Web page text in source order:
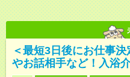
＜最短3日後にお仕事
やお話相手など！入浴